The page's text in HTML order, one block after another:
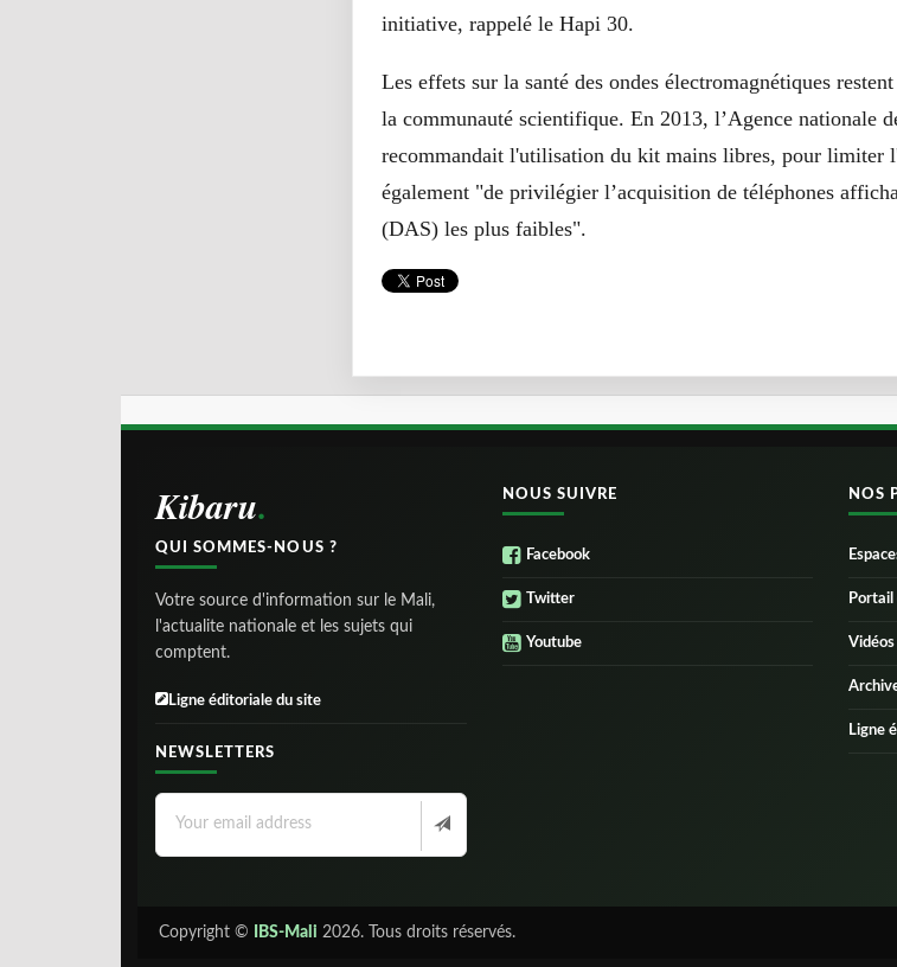
initiative, rappelé le Hapi 30.
Les effets sur la santé des ondes électromagnétiques
la communauté scientifique. En 2013, l’Agence nationale
recommandait l'utilisation du kit mains libres, pour limiter
également "de privilégier l’acquisition de téléphones
(DAS) les plus faibles".
Kibaru
QUI SOMMES-NOUS ?
Votre source d'information sur le Mali,
l'actualite nationale et les sujets qui
comptent.
Ligne éditoriale du site
NEWSLETTERS
NOUS SUIVRE
Facebook
Twitter
Youtube
NOS
Portail
Vidéos
Ligne
Copyright © IBS-Mali 2026. Tous droits réservés.